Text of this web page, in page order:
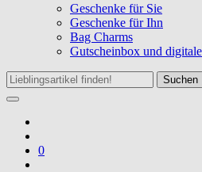
Geschenke für Sie
Geschenke für Ihn
Bag Charms
Gutscheinbox und
Suchen
0